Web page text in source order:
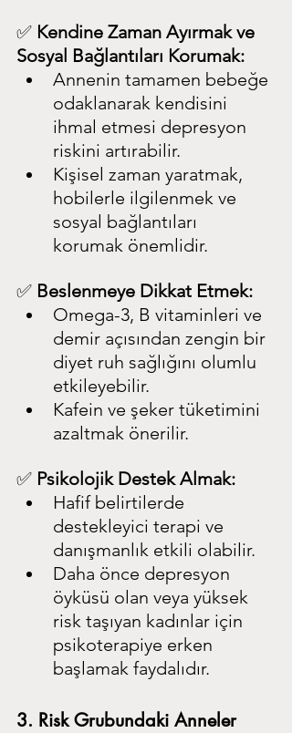
✅ Kendine Zaman Ayırmak ve
Sosyal Bağlantıları Korumak:
Annenin tamamen bebeğe
odaklanarak kendisini
ihmal etmesi depresyon
riskini artırabilir.
Kişisel zaman yaratmak,
hobilerle ilgilenmek ve
sosyal bağlantıları
korumak önemlidir.
✅ Beslenmeye Dikkat Etmek:
Omega-3, B vitaminleri ve
demir açısından zengin bir
diyet ruh sağlığını olumlu
etkileyebilir.
Kafein ve şeker tüketimini
azaltmak önerilir.
✅ Psikolojik Destek Almak:
Hafif belirtilerde
destekleyici terapi ve
danışmanlık etkili olabilir.
Daha önce depresyon
öyküsü olan veya yüksek
risk taşıyan kadınlar için
psikoterapiye erken
başlamak faydalıdır.
3. Risk Grubundaki Anneler